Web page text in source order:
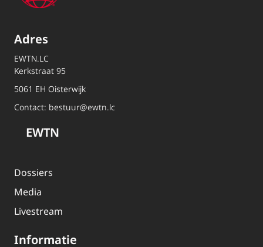
Adres
EWTN.LC
Kerkstraat 95
5061 EH Oisterwijk
Contact: bestuur@ewtn.lc
EWTN
Dossiers
Media
Livestream
Informatie